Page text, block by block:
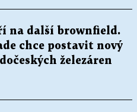
na další brownfield.
chce postavit nový
železáren